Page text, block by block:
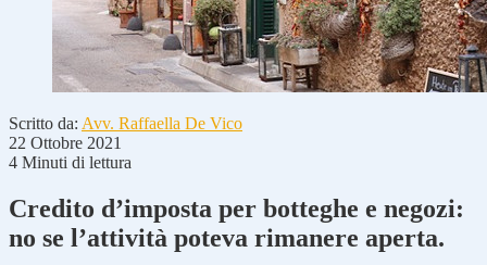
Scritto da: Avv. Raffaella De Vico
22 Ottobre 2021
4 Minuti di lettura
Credito d’imposta per botteghe e negozi:
no se l’attività poteva rimanere aperta.